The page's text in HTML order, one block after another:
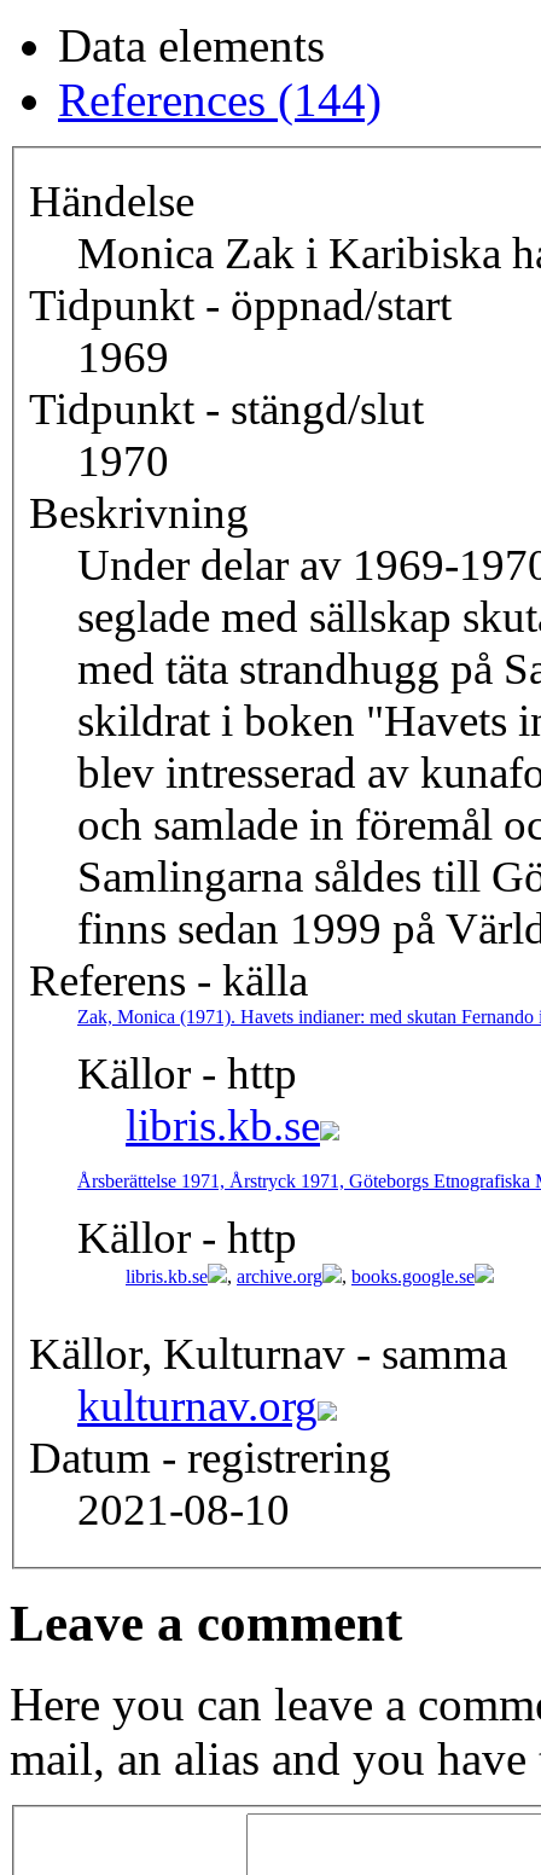
Data elements
References (144)
Händelse
Monica Zak i Karibiska
Tidpunkt - öppnad/start
1969
Tidpunkt - stängd/slut
1970
Beskrivning
Under delar av 1969-
seglade med sällskap
med täta strandhugg på
skildrat i boken "Havets
blev intresserad av
och samlade in föremål
Samlingarna såldes till
finns sedan 1999 på
Referens - källa
Zak, Monica (1971). Havets indianer: med skutan Fernando
Källor - http
libris.kb.se
Årsberättelse 1971, Årstryck 1971, Göteborgs Etnografiska
Källor - http
libris.kb.se , archive.org , books.google.se
Källor, Kulturnav - samma
kulturnav.org
Datum - registrering
2021-08-10
Leave a comment
Here you can leave a
mail, an alias and you have